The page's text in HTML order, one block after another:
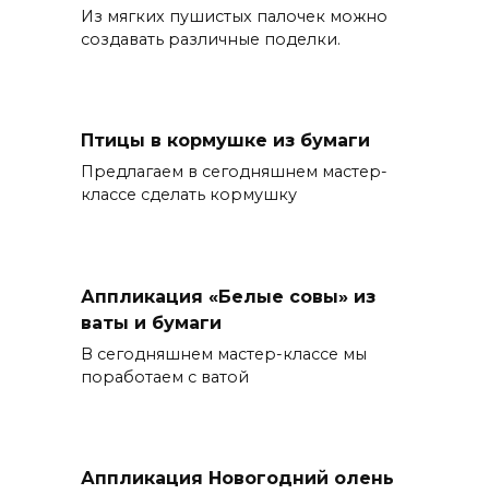
Из мягких пушистых палочек можно
создавать различные поделки.
Птицы в кормушке из бумаги
Предлагаем в сегодняшнем мастер-
классе сделать кормушку
Аппликация «Белые совы» из
ваты и бумаги
В сегодняшнем мастер-классе мы
поработаем с ватой
Аппликация Новогодний олень